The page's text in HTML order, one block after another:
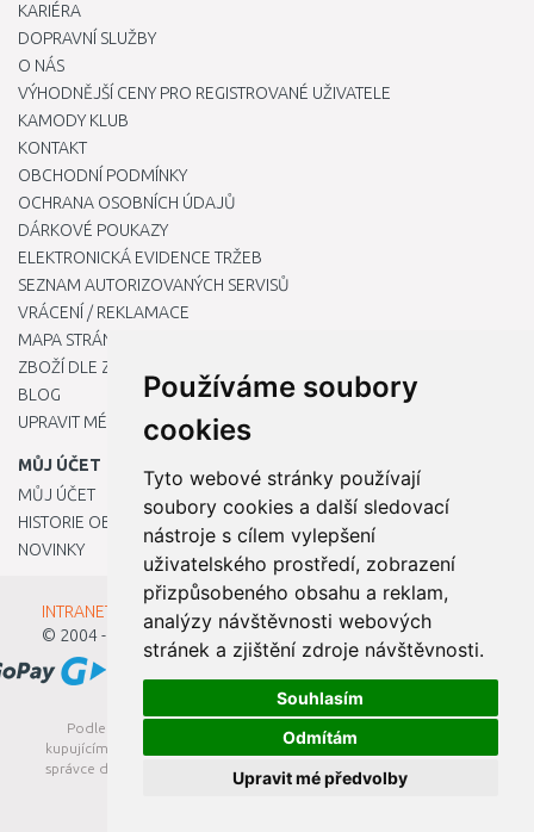
Používáme soubory
cookies
Tyto webové stránky používají
soubory cookies a další sledovací
nástroje s cílem vylepšení
uživatelského prostředí, zobrazení
přizpůsobeného obsahu a reklam,
analýzy návštěvnosti webových
stránek a zjištění zdroje návštěvnosti.
Souhlasím
Odmítám
Upravit mé předvolby
KARIÉRA
DOPRAVNÍ SLUŽBY
O NÁS
VÝHODNĚJŠÍ CENY PRO REGISTROVANÉ UŽIVATELE
KAMODY KLUB
KONTAKT
OBCHODNÍ PODMÍNKY
OCHRANA OSOBNÍCH ÚDAJŮ
DÁRKOVÉ POUKAZY
ELEKTRONICKÁ EVIDENCE TRŽEB
SEZNAM AUTORIZOVANÝCH SERVISŮ
VRÁCENÍ / REKLAMACE
MAPA STRÁNKY
ZBOŽÍ DLE ZNAČEK
BLOG
UPRAVIT MÉ PŘEDVOLBY COOKIES
MŮJ ÚČET
MŮJ ÚČET
HISTORIE OBJEDNÁVEK
NOVINKY
INTRANET - Přihlášení pro zaměstnance
© 2004 - 2026
Kamody s.r.o.
Podle zákona o evidenci tržeb je prodávající povinen vystavit
kupujícímu účtenku. Zároveň je povinen zaevidovat přijatou tržbu u
správce daně online; v případě technického výpadku pak nejpozději
do 48 hodin.